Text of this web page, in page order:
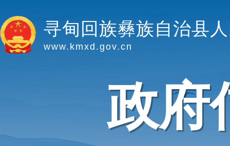
寻甸回族彝族自治县
www.kmxd.gov.cn
政府